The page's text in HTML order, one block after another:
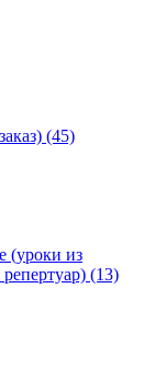
(45)
(уроки из
(13)